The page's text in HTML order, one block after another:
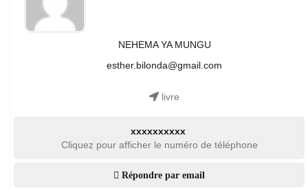
NEHEMA YA MUNGU
esther.bilonda@gmail.com
livre
xxxxxxxxxx
Cliquez pour afficher le numéro de téléphone
Répondre par email